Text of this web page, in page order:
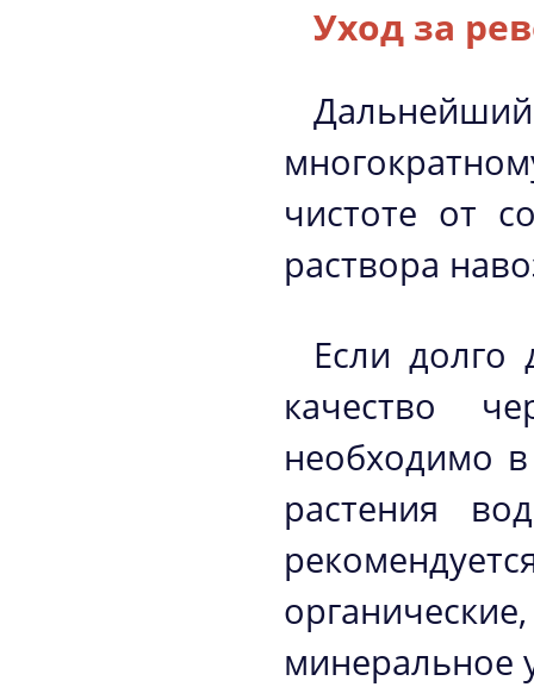
Уход за
чистоте от
раствора
Если долго
качество
необходимо
растения
минеральное